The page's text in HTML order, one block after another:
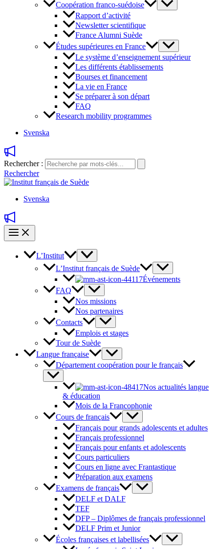
Coopération franco-suédoise
Rapport d’activité
Newsletter scientifique
France Alumni Suède
Études supérieures en France
Le système d’enseignement supérieur
Les différents établissements
Bourses et financement
La vie en France
Se préparer à son départ
FAQ
Research mobility programmes
Svenska
Rechercher :
Rechercher
Svenska
L’Institut
L’Institut français de Suède
Événements
FAQ
Nos missions
Nos partenaires
Contacts
Emplois et stages
Tour de Suède
Langue française
Département coopération pour le français
Nos actualités langue
& éducation
Mois de la Francophonie
Cours de français
Français pour grands adolescents et adultes
Français professionnel
Français pour enfants et adolescents
Cours particuliers
Cours en ligne avec Frantastique
Préparation aux examens
Examens de français
DELF et DALF
TEF
DFP – Diplômes de français professionnel
DELF Prim et Junior
Écoles françaises et labellisées